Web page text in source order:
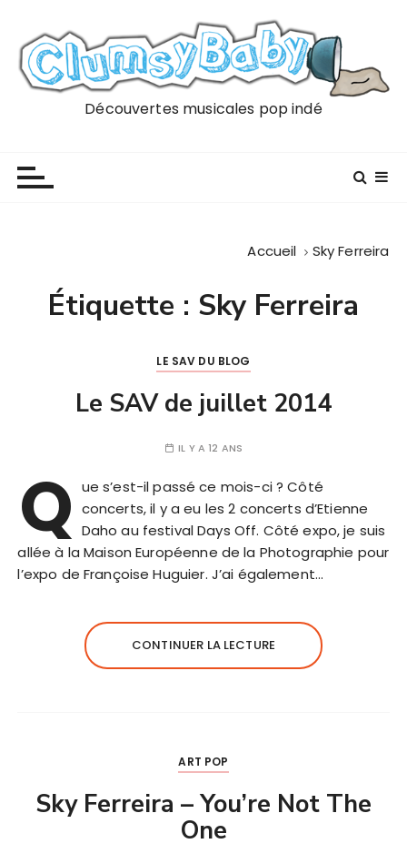
Découvertes musicales pop indé
Accueil Sky Ferreira
Étiquette : Sky Ferreira
LE SAV DU BLOG
Le SAV de juillet 2014
IL Y A 12 ANS
Q ue s’est-il passé ce mois-ci ? Côté
concerts, il y a eu les 2 concerts d’Etienne
Daho au festival Days Off. Côté expo, je suis
allée à la Maison Européenne de la Photographie pour
l’expo de Françoise Huguier. J’ai également…
CONTINUER LA LECTURE
ART POP
Sky Ferreira – You’re Not The
One